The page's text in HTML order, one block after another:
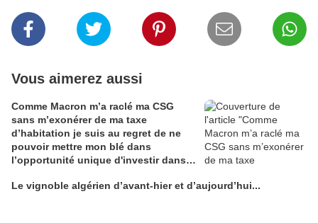
Vous aimerez aussi
Comme Macron m’a raclé ma CSG
sans m’exonérer de ma taxe
d’habitation je suis au regret de ne
pouvoir mettre mon blé dans
l’opportunité unique d'investir dans
Alain Edouard
Le vignoble algérien d’avant-hier et d’aujourd’hui...